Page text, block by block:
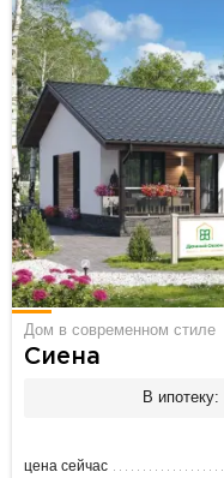
Дом в современном стиле
Сиена
В ипотеку:
цена сейчас